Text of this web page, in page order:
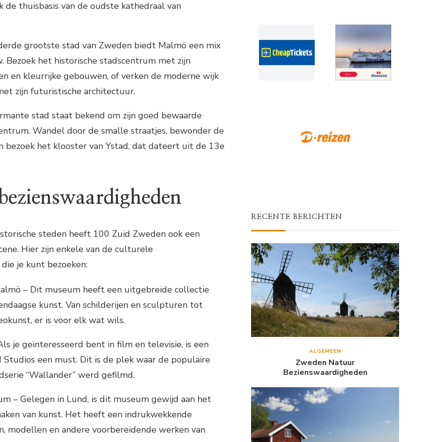
de thuisbasis van de oudste kathedraal van
grootste stad van Zweden biedt Malmö een mix
Bezoek het historische stadscentrum met zijn
en kleurrijke gebouwen, of verken de moderne wijk
zijn futuristische architectuur.
stad staat bekend om zijn goed bewaarde
Wandel door de smalle straatjes, bewonder de
bezoek het klooster van Ystad, dat dateert uit de 13e
steden heeft 100 Zuid Zweden ook een
Hier zijn enkele van de culturele
je kunt bezoeken:
– Dit museum heeft een uitgebreide collectie
kunst. Van schilderijen en sculpturen tot
er is voor elk wat wils.
je geïnteresseerd bent in film en televisie, is een
Studios een must. Dit is de plek waar de populaire
“Wallander” werd gefilmd.
– Gelegen in Lund, is dit museum gewijd aan het
van kunst. Het heeft een indrukwekkende
modellen en andere voorbereidende werken van
RECENTE BERICHTEN
ALGEMEEN
Zweden Natuur
Bezienswaardigheden